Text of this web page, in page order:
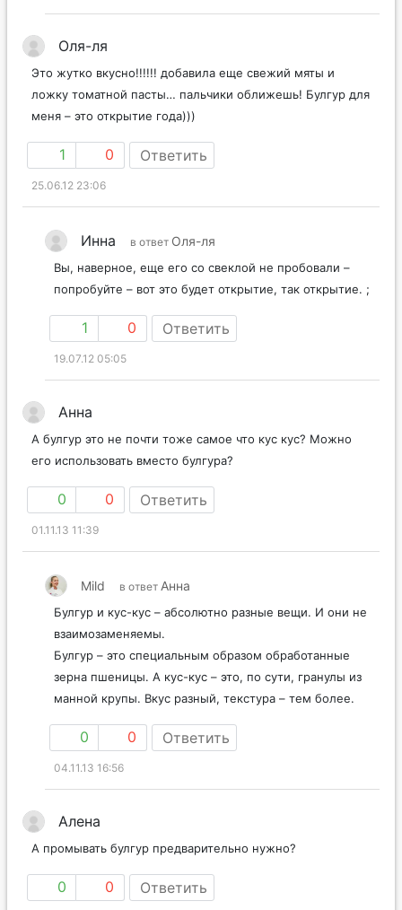
Оля-ля
Это жутко вкусно!!!!!! добавила еще свежий мяты и
ложку томатной пасты… пальчики оближешь! Булгур для
меня – это открытие года)))
1 0 Ответить
25.06.12 23:06
Инна в ответ Оля-ля
Вы, наверное, еще его со свеклой не пробовали –
попробуйте – вот это будет открытие, так открытие. ;
1 0 Ответить
19.07.12 05:05
Анна
А булгур это не почти тоже самое что кус кус? Можно
его использовать вместо булгура?
0 0 Ответить
01.11.13 11:39
Mild в ответ Анна
Булгур и кус-кус – абсолютно разные вещи. И они не
взаимозаменяемы.
Булгур – это специальным образом обработанные
зерна пшеницы. А кус-кус – это, по сути, гранулы из
манной крупы. Вкус разный, текстура – тем более.
0 0 Ответить
04.11.13 16:56
Алена
А промывать булгур предварительно нужно?
0 0 Ответить